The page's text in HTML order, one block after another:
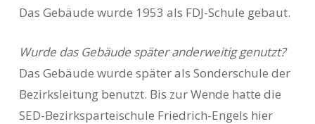
Das Gebäude wurde 1953 als FDJ-Schule gebaut.
Wurde das Gebäude später anderweitig genutzt?
Das Gebäude wurde später als Sonderschule der
Bezirksleitung benutzt. Bis zur Wende hatte die
SED-Bezirksparteischule Friedrich-Engels hier